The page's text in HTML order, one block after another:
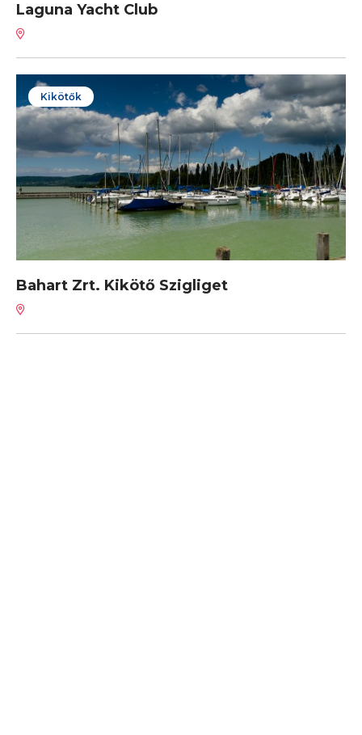
Laguna Yacht Club
Kikötők
Bahart Zrt. Kikötő Szigliget